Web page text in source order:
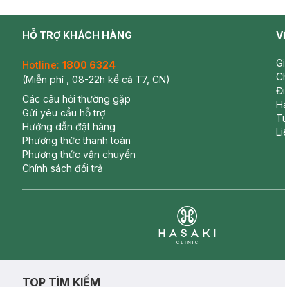
HỖ TRỢ KHÁCH HÀNG
Hotline: 1800 6324
(Miễn phí , 08-22h kể cả T7, CN)
Các câu hỏi thường gặp
Gửi yêu cầu hỗ trợ
Hướng dẫn đặt hàng
Phương thức thanh toán
Phương thức vận chuyển
Chính sách đổi trả
TOP TÌM KIẾM